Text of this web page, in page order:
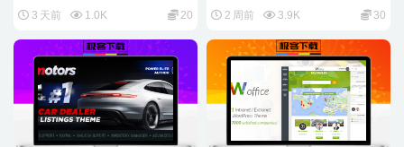
3 天前 1.0K 20 2 周前 3.9K 30